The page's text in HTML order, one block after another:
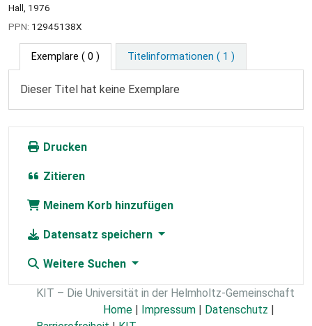
Hall, 1976
PPN: 12945138X
Exemplare ( 0 ) Titelinformationen ( 1 )
Dieser Titel hat keine Exemplare
Drucken
Zitieren
Meinem Korb hinzufügen
Datensatz speichern
Weitere Suchen
KIT – Die Universität in der Helmholtz-Gemeinschaft
Home
Impressum Datenschutz